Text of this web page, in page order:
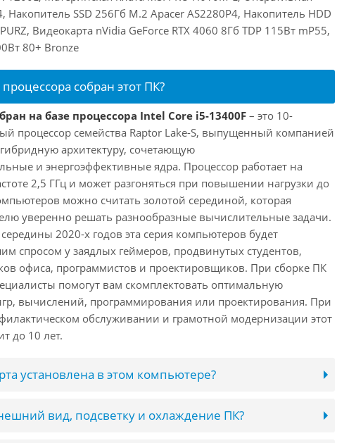
Накопитель SSD 256Гб M.2 Apacer AS2280P4, Накопитель HDD
Видеокарта nVidia GeForce RTX 4060 8Гб TDP 115Вт mP55,
80+ Bronze
собран этот ПК?
на базе процессора Intel Core i5-13400F – это 10-
процессор семейства Raptor Lake-S, выпущенный компанией
архитектуру, сочетающую
и энергоэффективные ядра. Процессор работает на
2,5 ГГц и может разгоняться при повышении нагрузки до
можно считать золотой серединой, которая
уверенно решать разнообразные вычислительные задачи.
2020-х годов эта серия компьютеров будет
спросом у заядлых геймеров, продвинутых студентов,
офиса, программистов и проектировщиков. При сборке ПК
помогут вам скомплектовать оптимальную
вычислений, программирования или проектирования. При
обслуживании и грамотной модернизации этот
до 10 лет.
установлена в этом компьютере?
вид, подсветку и охлаждение ПК?